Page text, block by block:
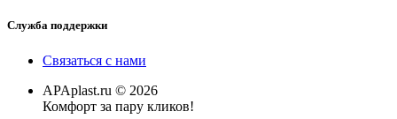
Служба поддержки
Связаться с нами
APAplast.ru © 2026
Комфорт за пару кликов!